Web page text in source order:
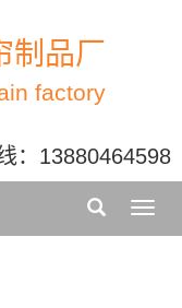
制品厂
factory
： 13880464598